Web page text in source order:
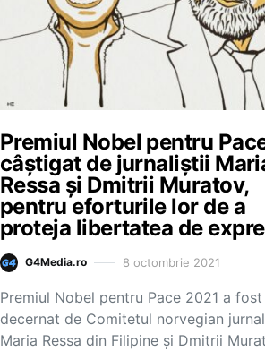
Premiul Nobel pentru
câștigat de jurnaliștii
Ressa și Dmitrii Muratov,
pentru eforturile lor de a
proteja libertatea de
G4Media.ro 8 octombrie 2021
Premiul Nobel pentru Pace 2021 a fost
decernat de Comitetul norvegian
Maria Ressa din Filipine și Dmitrii